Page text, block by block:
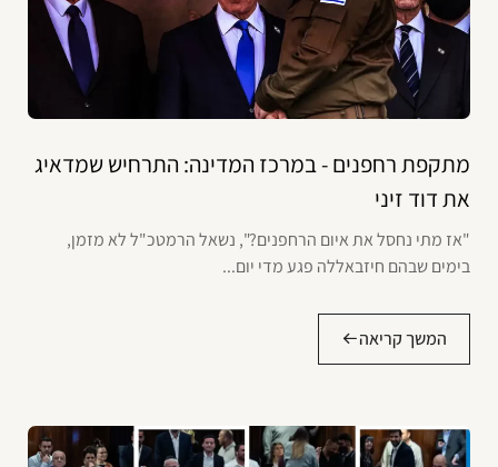
מתקפת רחפנים - במרכז המדינה: התרחיש שמדאיג
את דוד זיני
"אז מתי נחסל את איום הרחפנים?", נשאל הרמטכ"ל לא מזמן,
בימים שבהם חיזבאללה פגע מדי יום...
המשך קריאה